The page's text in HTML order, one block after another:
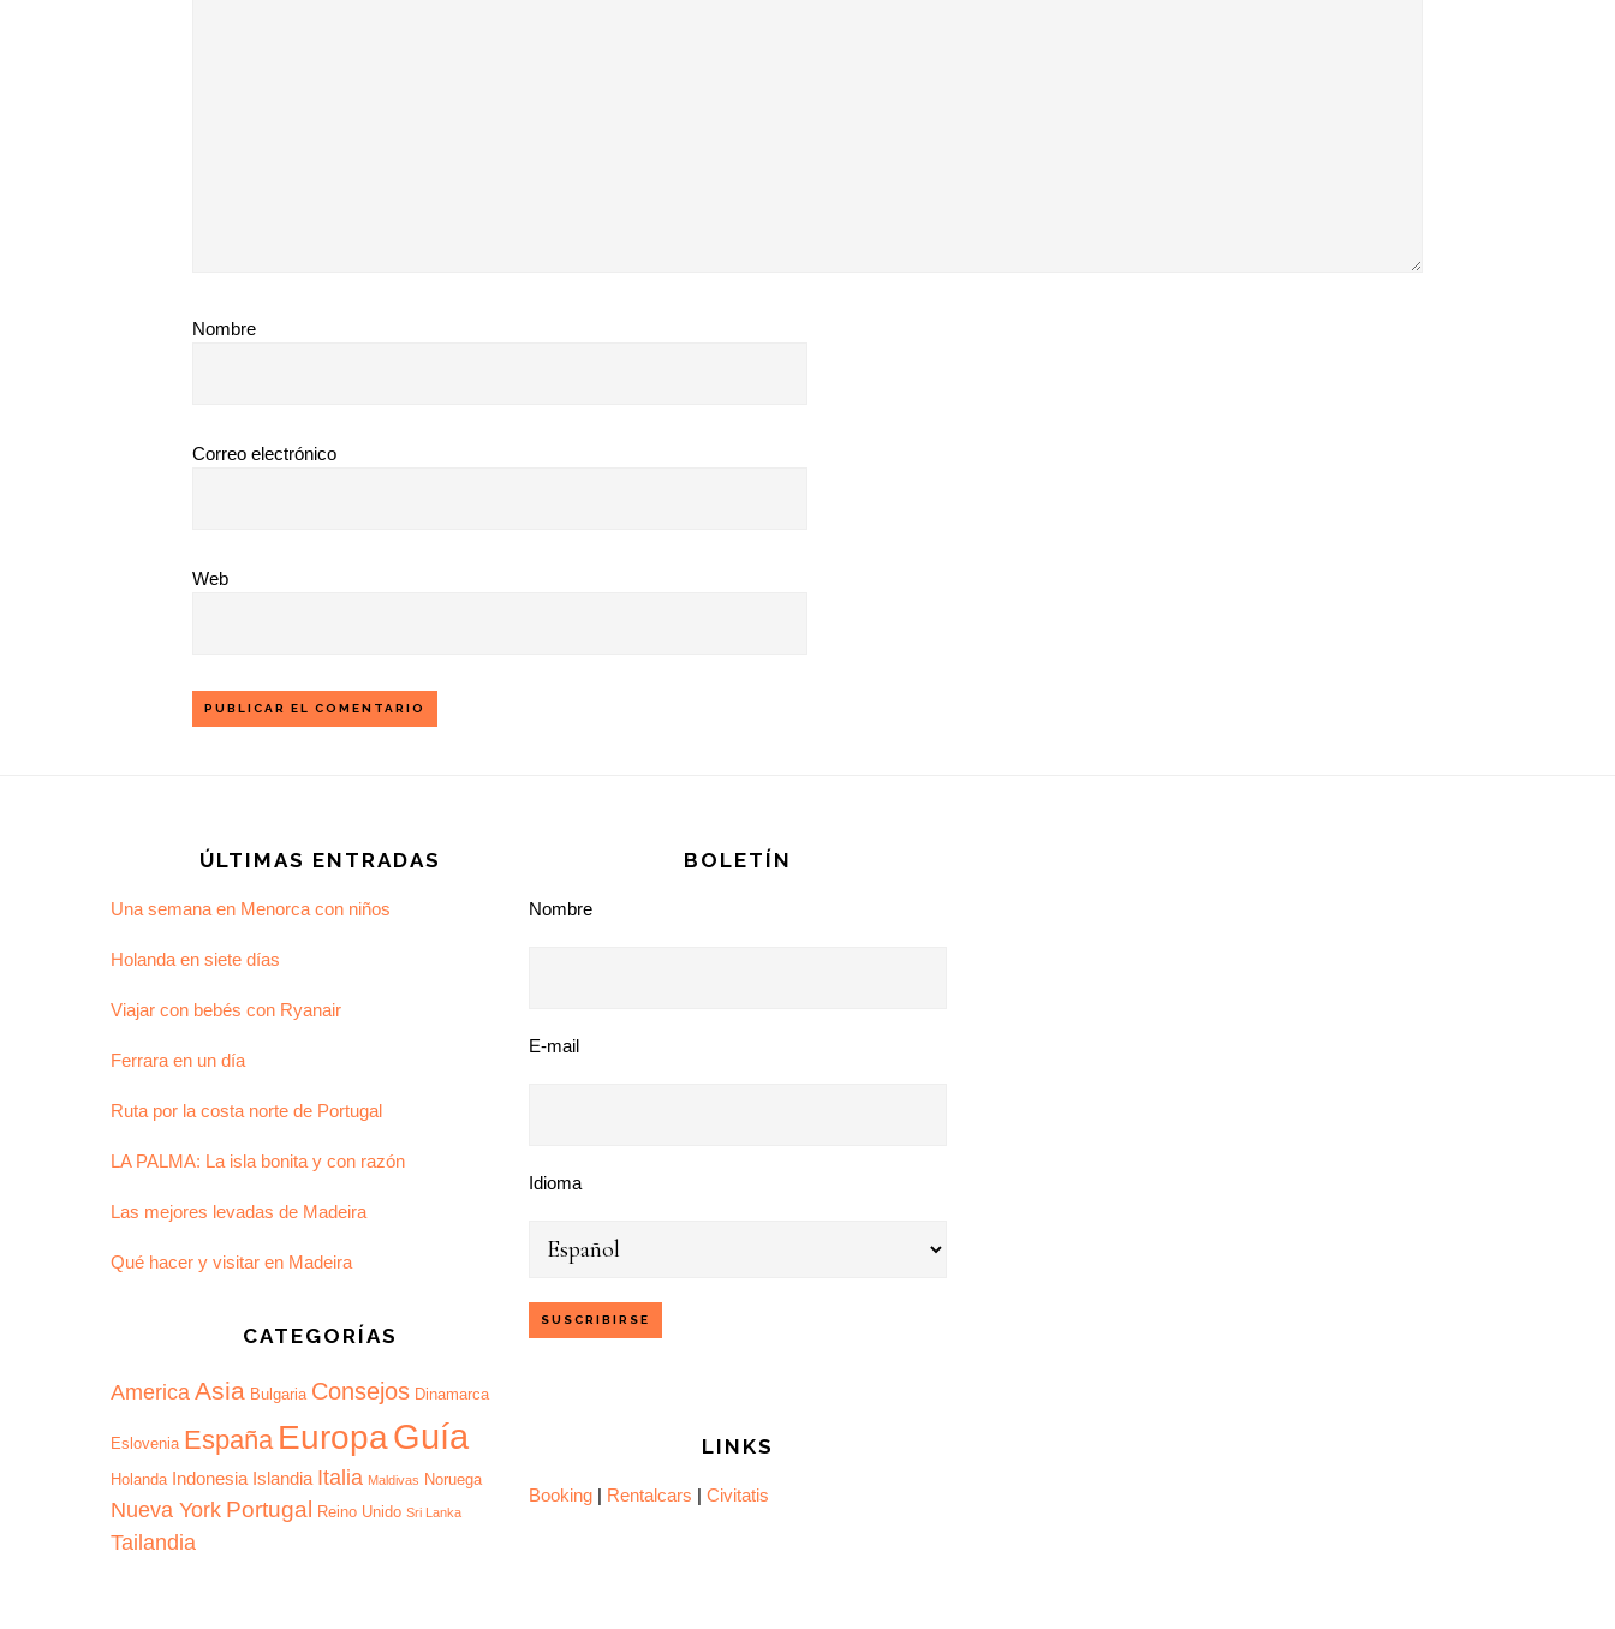
Nombre
Correo electrónico
Web
ÚLTIMAS ENTRADAS
Una semana en Menorca con niños
Holanda en siete días
Viajar con bebés con Ryanair
Ferrara en un día
Ruta por la costa norte de Portugal
LA PALMA: La isla bonita y con razón
Las mejores levadas de Madeira
Qué hacer y visitar en Madeira
CATEGORÍAS
America Asia Bulgaria Consejos Dinamarca
Eslovenia España EuropaGuía
Holanda Indonesia Islandia Italia Maldivas Noruega
Nueva York Portugal Reino Unido Sri Lanka
Tailandia
BOLETÍN
Nombre
E-mail
Idioma
LINKS
Booking | Rentalcars | Civitatis